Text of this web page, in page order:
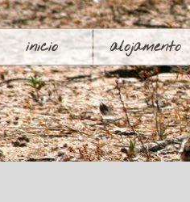
início alojamento